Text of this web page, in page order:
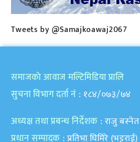
Tweets by @Samajkoawaj2067
समाजकाे आवाज मल्टिमिडिया प्रालि
सुचना विभाग दर्ता नं : १८४/०७३/७४
अध्यक्ष तथा प्रबन्ध निर्देशक : राजु बस्नेत
प्रधान सम्पादक : प्रतिभा घिमिरे (भट्टराई)